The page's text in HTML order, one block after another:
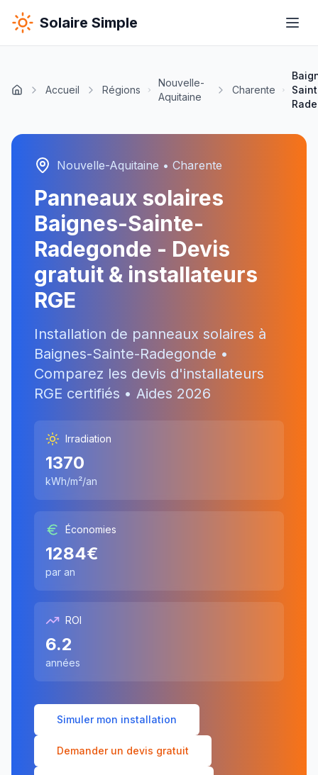
Solaire Simple
Accueil Régions
Nouvelle-
Aquitaine
Charente
Nouvelle-Aquitaine • Charente
Panneaux solaires
Baignes-Sainte-
Radegonde - Devis
gratuit & installateurs
RGE
Installation de panneaux solaires à
Baignes-Sainte-Radegonde •
Comparez les devis d'installateurs
RGE certifiés • Aides 2026
Irradiation
1370
kWh/m²/an
Économies
1284€
par an
ROI
6.2
années
Simuler mon installation
Demander un devis gratuit